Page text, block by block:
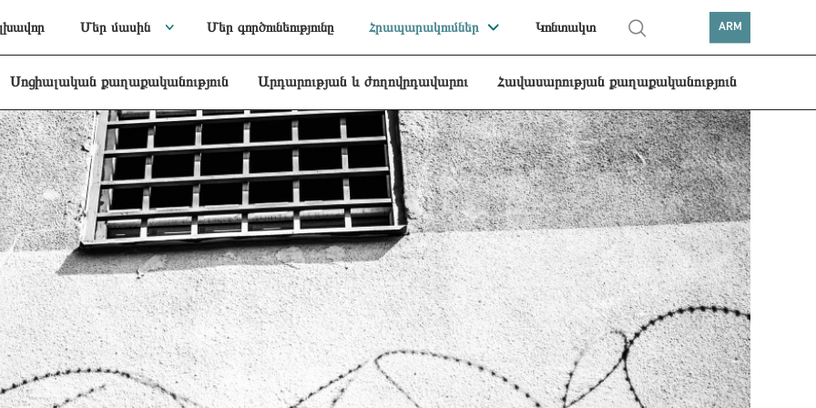
Մեր մասին Մեր գործունեությունը Հրապարակումներ Կոնտակտ ARM
Սոցիալական քաղաքականություն Արդարության և ժողովրդավարու Հավասարության քաղաքականություն